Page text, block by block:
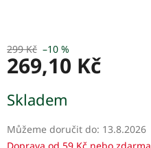
299 Kč –10 %
269,10 Kč
cena:
Skladem
Můžeme doručit do: 13.8.2026